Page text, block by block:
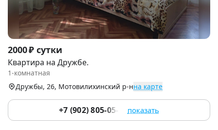
Item
1
of
2000 ₽ сутки
Квартира на Дружбе.
1-комнатная
Дружбы, 26, Мотовилихинский р-нна карте
+7 (902) 805-05-55 показать